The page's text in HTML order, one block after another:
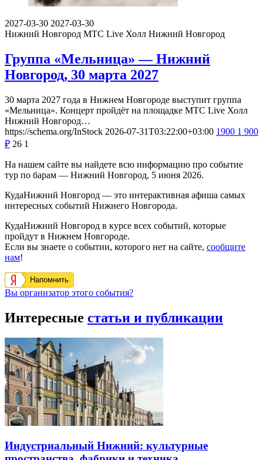
2027-03-30 2027-03-30
Нижний Новгород МТС Live Холл Нижний Новгород
Группа «Мельница» — Нижний
Новгород, 30 марта 2027
30 марта 2027 года в Нижнем Новгороде выступит группа
«Мельница». Концерт пройдёт на площадке МТС Live Холл
Нижний Новгород…
https://schema.org/InStock 2026-07-31T03:22:00+03:00 1900 1 900
₽ 26 1
На нашем сайте вы найдете всю информацию про событие
тур по барам — Нижний Новгород, 5 июня 2026.
КудаНижний Новгород — это интерактивная афиша самых
интересных событий Нижнего Новгорода.
КудаНижний Новгород в курсе всех событий, которые
пройдут в Нижнем Новгороде.
Если вы знаете о событии, которого нет на сайте, сообщите
нам!
Напомнить
Вы организатор этого события?
Интересные статьи и публикации
Индустриальный Нижний: культурные